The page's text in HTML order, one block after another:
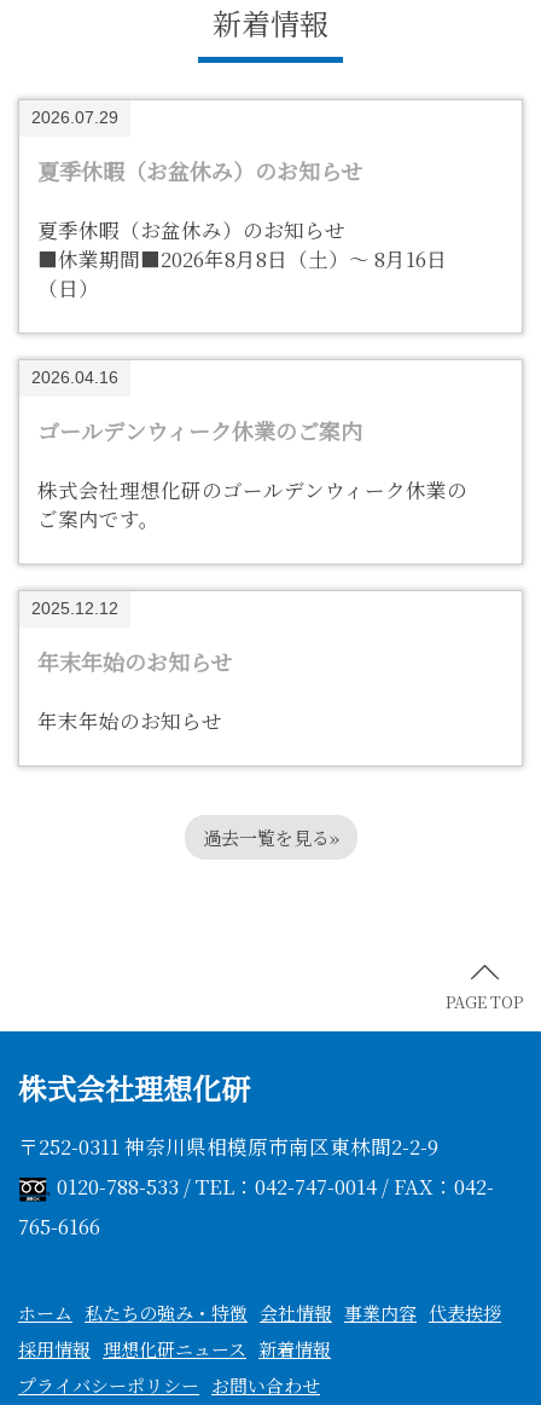
新着情報
2026.07.29
夏季休暇（お盆休み）のお知らせ
夏季休暇（お盆休み）のお知らせ
■休業期間■2026年8月8日（土）～ 8月16日
（日）
2026.04.16
ゴールデンウィーク休業のご案内
株式会社理想化研のゴールデンウィーク休業の
ご案内です。
2025.12.12
年末年始のお知らせ
年末年始のお知らせ
過去一覧を見る
PAGE TOP
株式会社理想化研
〒252-0311 神奈川県相模原市南区東林間2-2-9
0120-788-533 / TEL：042-747-0014 / FAX：042-
765-6166
ホーム 私たちの強み・特徴 会社情報 事業内容 代表挨拶
採用情報 理想化研ニュース
新着情報
プライバシーポリシー お問い合わせ